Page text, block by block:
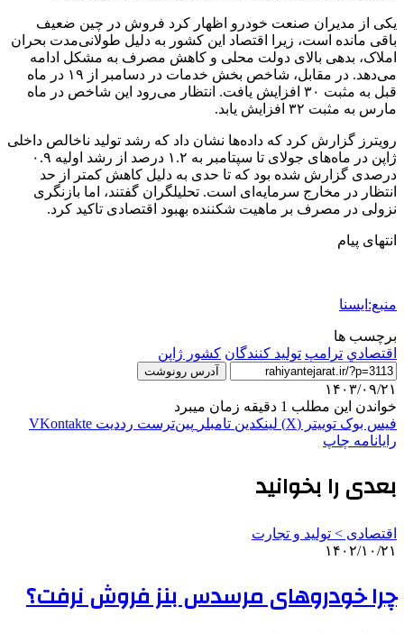
یکی از مدیران صنعت خودرو اظهار کرد فروش در چین ضعیف
باقی مانده است، زیرا اقتصاد این کشور به دلیل طولانی‌مدت بحران
املاک، بدهی بالای دولت محلی و کاهش مصرف به مشکل ادامه
می‌دهد. در مقابل، شاخص بخش خدمات در دسامبر از ۱۹ در ماه
قبل به مثبت ۳۰ افزایش یافت. انتظار می‌رود این شاخص در ماه
مارس به مثبت ۳۲ افزایش یابد.
رویترز گزارش کرد که داده‌ها نشان داد که رشد تولید ناخالص داخلی
ژاپن در ماه‌های جولای تا سپتامبر به ۱.۲ درصد از رشد اولیه ۰.۹
درصدی گزارش شده بود که تا حدی به دلیل کاهش کمتر از حد
انتظار در مخارج سرمایه‌ای است. تحلیلگران گفتند، اما بازنگری
نزولی در مصرف بر ماهیت شکننده بهبود اقتصادی تاکید کرد.
انتهای پیام
منبع:ایسنا
برچسب ها
اقتصادي ترامپ تولید کنندگان کشور ژاپن
آدرس رونوشت
۱۴۰۳/۰۹/۲۱
خواندن این مطلب 1 دقیقه زمان میبرد
فیس بوک توییتر (X) لینکدین ‫تامبلر ‫پین‌ترست ‫رددیت ‫VKontakte
رایانامه چاپ
بعدی را بخوانید
اقتصادی > تولید و تجارت
۱۴۰۲/۱۰/۲۱
چرا خودروهای مرسدس بنز فروش نرفت؟